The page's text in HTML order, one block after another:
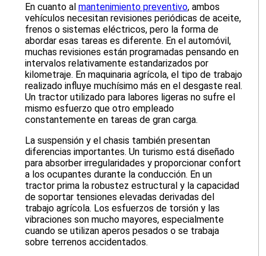
En cuanto al mantenimiento preventivo, ambos
vehículos necesitan revisiones periódicas de aceite,
frenos o sistemas eléctricos, pero la forma de
abordar esas tareas es diferente. En el automóvil,
muchas revisiones están programadas pensando en
intervalos relativamente estandarizados por
kilometraje. En maquinaria agrícola, el tipo de trabajo
realizado influye muchísimo más en el desgaste real.
Un tractor utilizado para labores ligeras no sufre el
mismo esfuerzo que otro empleado
constantemente en tareas de gran carga.
La suspensión y el chasis también presentan
diferencias importantes. Un turismo está diseñado
para absorber irregularidades y proporcionar confort
a los ocupantes durante la conducción. En un
tractor prima la robustez estructural y la capacidad
de soportar tensiones elevadas derivadas del
trabajo agrícola. Los esfuerzos de torsión y las
vibraciones son mucho mayores, especialmente
cuando se utilizan aperos pesados o se trabaja
sobre terrenos accidentados.